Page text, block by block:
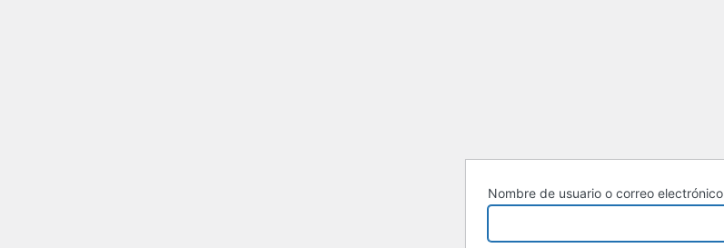
Nombre de usuario o correo electrónico